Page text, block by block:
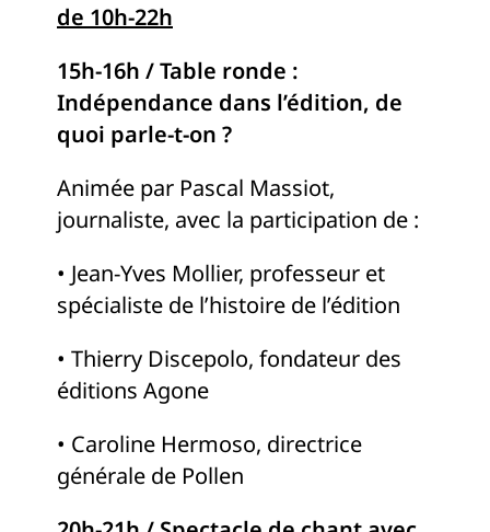
de 10h-22h
15h-16h / Table ronde :
Indépendance dans l’édition, de
quoi parle-t-on ?
Animée par Pascal Massiot,
journaliste, avec la participation de :
• Jean-Yves Mollier, professeur et
spécialiste de l’histoire de l’édition
• Thierry Discepolo, fondateur des
éditions Agone
• Caroline Hermoso, directrice
générale de Pollen